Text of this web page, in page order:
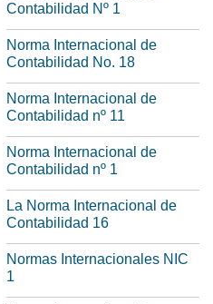
Contabilidad Nº 1
Norma Internacional de
Contabilidad No. 18
Norma Internacional de
Contabilidad nº 11
Norma Internacional de
Contabilidad nº 1
La Norma Internacional de
Contabilidad 16
Normas Internacionales NIC
1